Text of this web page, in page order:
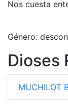
Nos cuesta
Género:
Dioses
MUCHILOT